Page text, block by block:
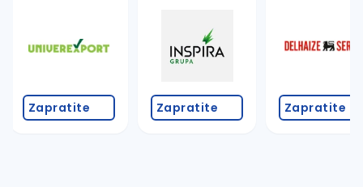
Zapratite Zapratite Zapratite